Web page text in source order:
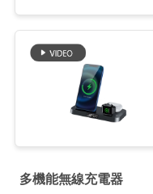
多機能無線充電器